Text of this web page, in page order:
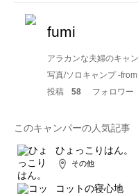
fumi
アラカンな夫婦のキャ
写真/ソロキャンプ -
投稿
58 フォロワー
このキャンパーの人気記事
ひょっこりはん。
その他
コットの寝心地